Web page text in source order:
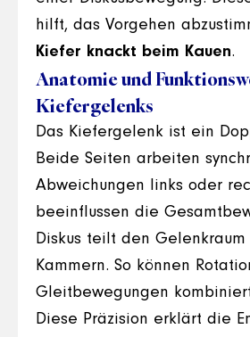
hilft, das Vorgehen
Kiefer knackt beim Kauen.
Anatomie und
Kiefergelenks
Das Kiefergelenk ist ein
Beide Seiten arbeiten
Abweichungen links oder
beeinflussen die
Diskus teilt den Gelenkraum
Kammern. So können
Gleitbewegungen
Diese Präzision erklärt die